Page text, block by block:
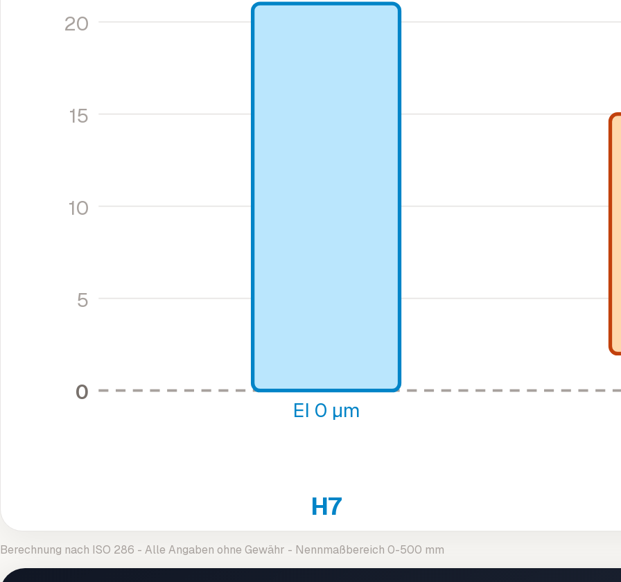
0
5
10
15
20
EI 0 µm
H7
Berechnung nach ISO 286 - Alle Angaben ohne Gewähr - Nennmaßbereich 0-500 mm